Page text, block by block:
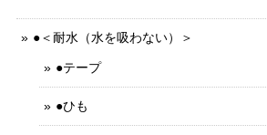
●＜耐水（水を吸わない）＞
●テープ
●ひも